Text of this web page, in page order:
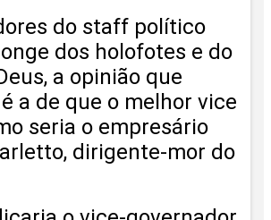
do staff político
dos holofotes e do
a opinião que
a de que o melhor vice
seria o empresário
dirigente-mor do